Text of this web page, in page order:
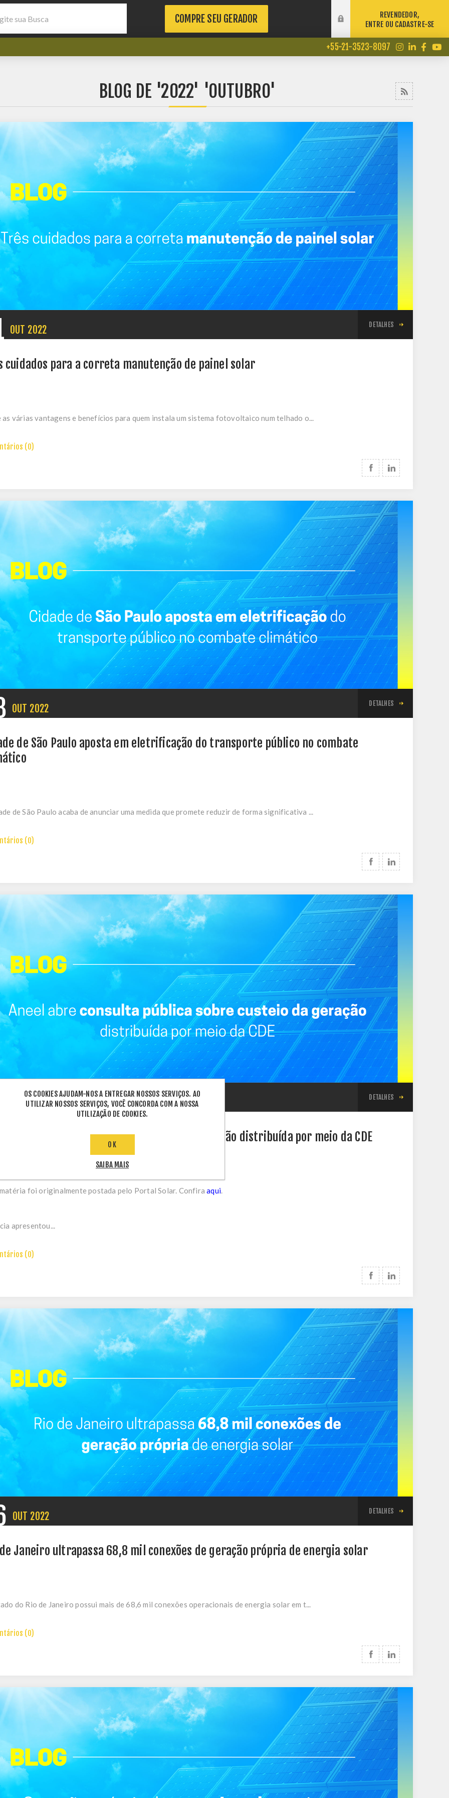
COMPRE SEU GERADOR
REVENDEDOR,
ENTRE OU CADASTRE-SE
+55-21-3523-8097
BLOG DE '2022' 'OUTUBRO'
OUT 2022 DETALHES
cuidados para a correta manutenção de painel solar
as várias vantagens e benefícios para quem instala um sistema fotovoltaico num telhado o...
(0)
OUT 2022 DETALHES
de São Paulo aposta em eletrificação do transporte público no combate
de São Paulo acaba de anunciar uma medida que promete reduzir de forma significativa ...
(0)
2022 DETALHES
abre consulta pública sobre custeio da geração distribuída por meio da CDE
foi originalmente postada pelo Portal Solar. Confiraaqui.
apresentou...
(0)
OUT 2022 DETALHES
Janeiro ultrapassa 68,8 mil conexões de geração própria de energia solar
do Rio de Janeiro possui mais de 68,6 mil conexões operacionais de energia solar em t...
(0)
OS COOKIES AJUDAM-NOS A ENTREGAR NOSSOS SERVIÇOS. AO
UTILIZAR NOSSOS SERVIÇOS, VOCÊ CONCORDA COM A NOSSA
UTILIZAÇÃO DE COOKIES.
OK
SAIBA MAIS